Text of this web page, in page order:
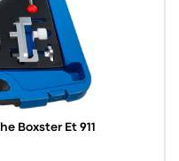
Boxster Et 911